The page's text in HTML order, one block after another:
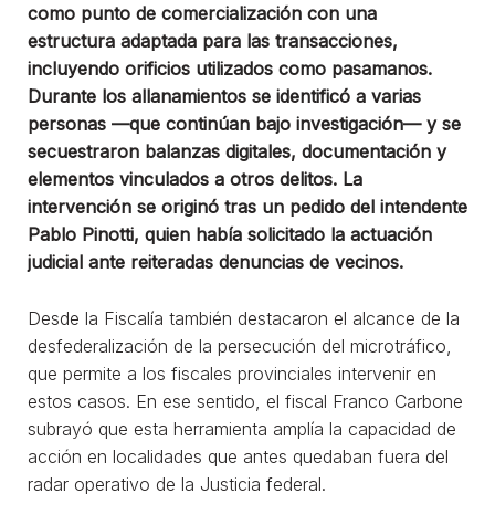
como punto de comercialización con una
estructura adaptada para las transacciones,
incluyendo orificios utilizados como pasamanos.
Durante los allanamientos se identificó a varias
personas —que continúan bajo investigación— y se
secuestraron balanzas digitales, documentación y
elementos vinculados a otros delitos. La
intervención se originó tras un pedido del intendente
Pablo Pinotti, quien había solicitado la actuación
judicial ante reiteradas denuncias de vecinos.
Desde la Fiscalía también destacaron el alcance de la
desfederalización de la persecución del microtráfico,
que permite a los fiscales provinciales intervenir en
estos casos. En ese sentido, el fiscal Franco Carbone
subrayó que esta herramienta amplía la capacidad de
acción en localidades que antes quedaban fuera del
radar operativo de la Justicia federal.